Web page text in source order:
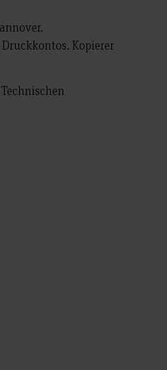
Kopierer